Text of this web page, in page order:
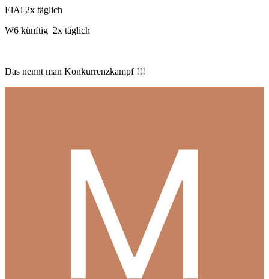
ElAl 2x täglich
W6 künftig 2x täglich
Das nennt man Konkurrenzkampf !!!